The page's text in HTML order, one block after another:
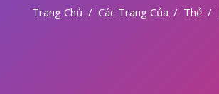
Trang Chủ Các Trang Của Hệ Thống
Thẻ